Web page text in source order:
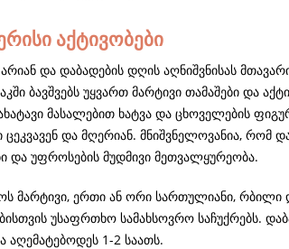
აქტივობები
და დაბადების დღის აღნიშვნისას
ბავშვებს უყვართ მარტივი თამაშები და
მასალებით ხატვა და ცხოველების
და მღერიან. მნიშვნელოვანია, რომ
და უფროსების მუდმივი მეთვალყურეობა.
მარტივი, ერთი ან ორი სართულიანი,
უსაფრთხო სამახსოვრო საჩუქრებს.
აღემატებოდეს 1-2 საათს.